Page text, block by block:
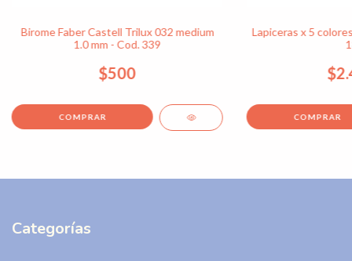
Birome Faber Castell Trilux 032 medium
1.0 mm - Cod. 339
$500
COMPRAR
Lapiceras x 5
Categorías